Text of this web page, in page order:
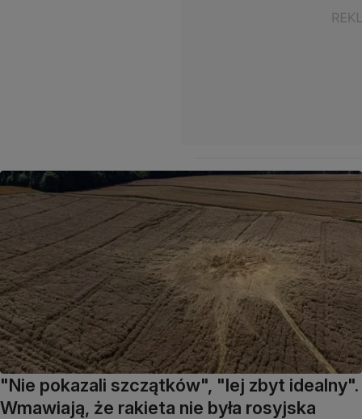
"Nie pokazali szczątków", "lej zbyt idealny".
Wmawiają, że rakieta nie była rosyjska